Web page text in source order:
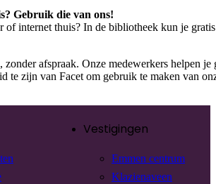
Gebruik die van ons!
of internet thuis? In de bibliotheek kun je
afspraak. Onze medewerkers helpen je
te zijn van Facet om gebruik te maken van
Vestigingen
Emmen centrum
Klazienaveen